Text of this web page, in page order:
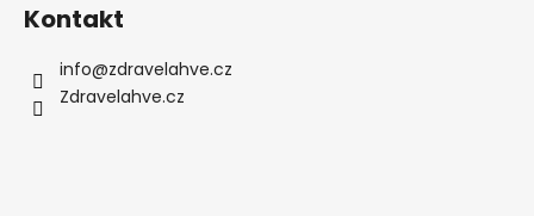
Kontakt
info@zdravelahve.cz
Zdravelahve.cz